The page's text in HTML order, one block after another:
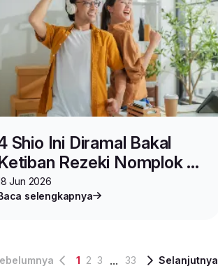
Shio Ini Diramal Bakal
Rezeki Nomplok di
Tahun
Jun 2026
selengkapnya
1 2 3 ... 33 Selanjutnya